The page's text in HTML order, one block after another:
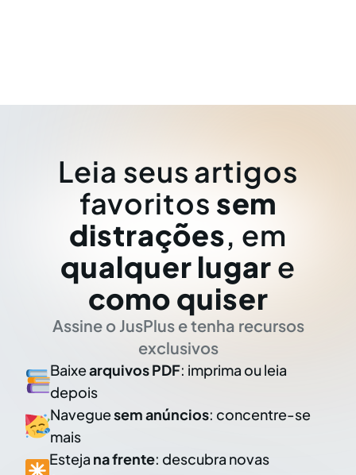
Leia seus artigos
favoritos sem
distrações, em
qualquer lugar e
como quiser
Assine o JusPlus e tenha recursos
exclusivos
Baixearquivos PDF: imprima ou leia
depois
Naveguesem anúncios: concentre-se
mais
Esteja na frente: descubra novas